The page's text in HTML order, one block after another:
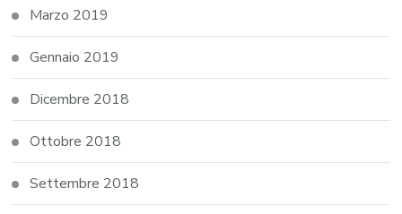
Marzo 2019
Gennaio 2019
Dicembre 2018
Ottobre 2018
Settembre 2018